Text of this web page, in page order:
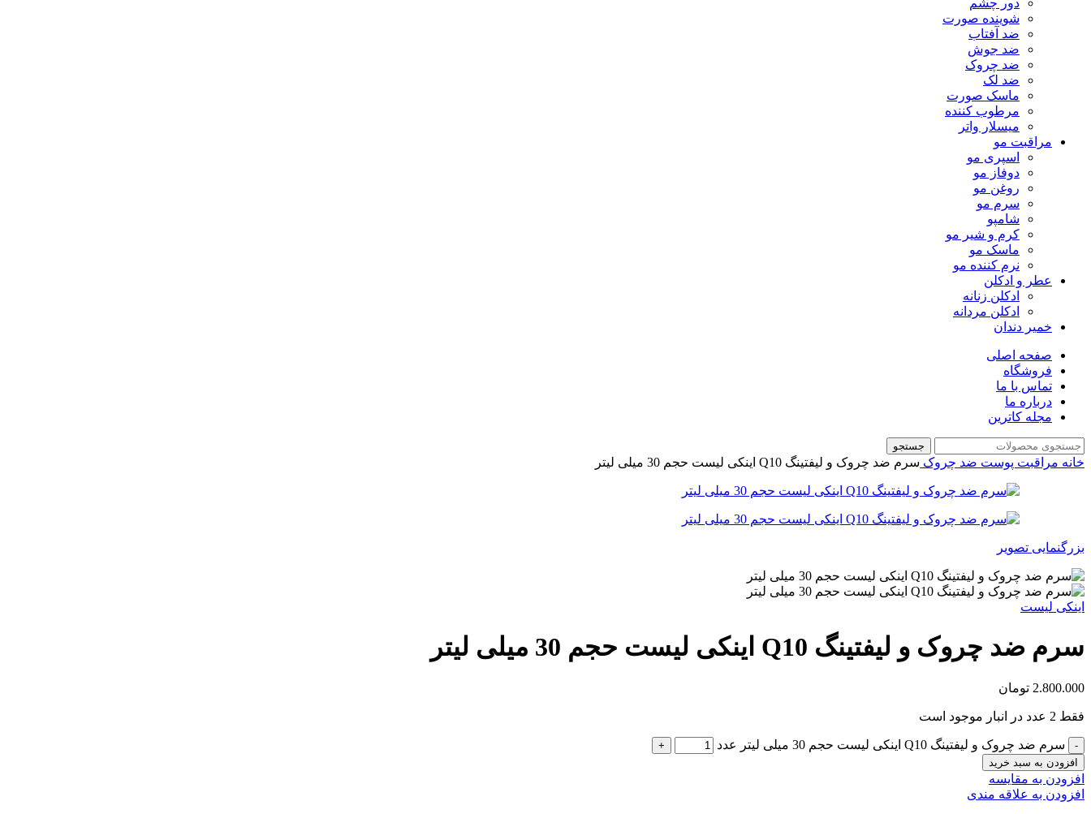
دور چشم
شوینده صورت
ضد آفتاب
ضد جوش
ضد چروک
ضد لک
ماسک صورت
مرطوب کننده
میسلار واتر
مراقبت مو
اسپری مو
دوفاز مو
روغن مو
سرم مو
شامپو
کرم و شیر مو
ماسک مو
نرم کننده مو
عطر و ادکلن
ادکلن زنانه
ادکلن مردانه
خمیر دندان
صفحه اصلی
فروشگاه
تماس با ما
درباره ما
مجله کاترین
جستجو
خانه مراقبت پوست ضد چروک سرم ضد چروک و لیفتینگ Q10 اینکی لیست حجم 30 میلی لیتر
بزرگنمایی تصویر
اینکی لیست
سرم ضد چروک و لیفتینگ Q10 اینکی لیست حجم 30 میلی لیتر
2.800.000 تومان
فقط 2 عدد در انبار موجود است
سرم ضد چروک و لیفتینگ Q10 اینکی لیست حجم 30 میلی لیتر عدد
افزودن به سبد خرید
افزودن به مقایسه
افزودن به علاقه مندی